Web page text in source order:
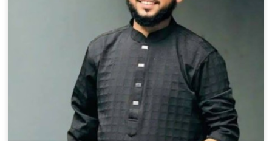
upload your own photo
100% FREE
×10 more visibility